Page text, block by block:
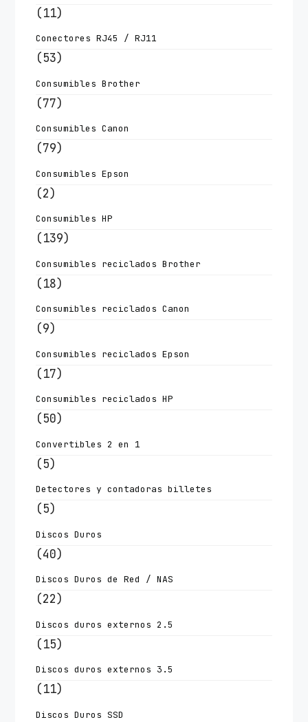
(11)
Conectores RJ45 / RJ11
(53)
Consumibles Brother
(77)
Consumibles Canon
(79)
Consumibles Epson
(2)
Consumibles HP
(139)
Consumibles reciclados Brother
(18)
Consumibles reciclados Canon
(9)
Consumibles reciclados Epson
(17)
Consumibles reciclados HP
(50)
Convertibles 2 en 1
(5)
Detectores y contadoras billetes
(5)
Discos Duros
(40)
Discos Duros de Red / NAS
(22)
Discos duros externos 2.5
(15)
Discos duros externos 3.5
(11)
Discos Duros SSD